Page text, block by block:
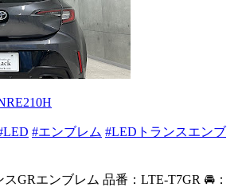
#エンブレム #LEDトランスエンブ
GRエンブレム 品番：LTE-T7GR 🚘：